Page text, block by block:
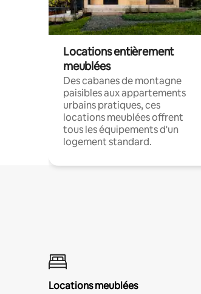
Locations entièrement
meublées
Des cabanes de montagne
paisibles aux appartements
urbains pratiques, ces
locations meublées offrent
tous les équipements d'un
logement standard.
Locations meublées